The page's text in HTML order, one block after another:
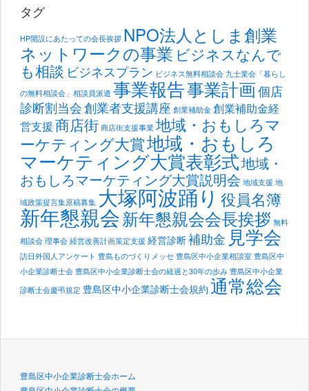
タグ
HP開設にあたっての会長挨拶 NPO法人としま創業
ネットワークの事業 ビジネスなんで
も相談 ビジネスプラン ビジネス無料相談会 九士業会「暮らし
の無料相談会」相談員派遣 事業報告事業計画個店
診断割当会創業者支援講座 創業補助金 創業補助金経
営支援商店街 商店街支援事業 地域・おもしろマ
ーケティング大賞地域・おもしろ
マーケティング大賞表彰式地域・
おもしろマーケティング大賞説明会 地域支援 地
域政策提言集原稿募集 大塚阿波踊り役員名簿
新年懇親会新年懇親会会長挨拶 無料
相談会 理事会 経営改善計画策定支援 経営診断補助金 見学会
訪日外国人アンケート 豊島ものづくりメッセ 豊島区中小企業相談室 豊島区中
小企業診断士会 豊島区中小企業診断士会の経過と30年の歩み 豊島区中小企業
診断士会慶弔規定 豊島区中小企業診断士会規約 通常総会
豊島区中小企業診断士会ホーム